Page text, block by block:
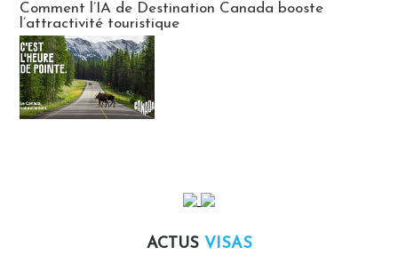
Comment l’IA de Destination Canada booste
l’attractivité touristique
ACTUS VISAS